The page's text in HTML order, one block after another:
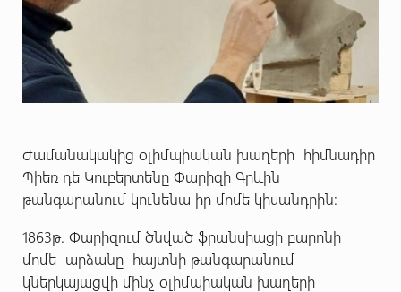
Ժամանակակից օլիմպիական խաղերի հիմնադիր
Պիեռ դե Կուբերտենը Փարիզի Գրևին
թանգարանում կունենա իր մոմե կիսանդրին:
1863թ. Փարիզում ծնված ֆրանսիացի բարոնի
մոմե արձանը հայտնի թանգարանում
կներկայացվի մինչ օլիմպիական խաղերի